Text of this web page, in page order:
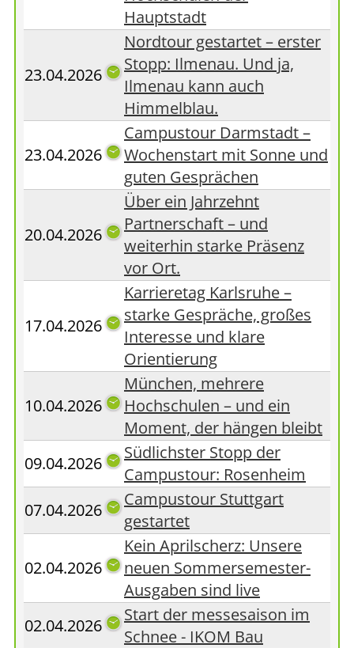
Hauptstadt
23.04.2026
Nordtour gestartet – erster
Stopp: Ilmenau. Und ja,
Ilmenau kann auch
Himmelblau.
23.04.2026
Campustour Darmstadt –
Wochenstart mit Sonne und
guten Gesprächen
20.04.2026
Über ein Jahrzehnt
Partnerschaft – und
weiterhin starke Präsenz
vor Ort.
17.04.2026
Karrieretag Karlsruhe –
starke Gespräche, großes
Interesse und klare
Orientierung
10.04.2026
München, mehrere
Hochschulen – und ein
Moment, der hängen bleibt
09.04.2026
Südlichster Stopp der
Campustour: Rosenheim
07.04.2026
Campustour Stuttgart
gestartet
02.04.2026
Kein Aprilscherz: Unsere
neuen Sommersemester-
Ausgaben sind live
02.04.2026
Start der messesaison im
Schnee - IKOM Bau